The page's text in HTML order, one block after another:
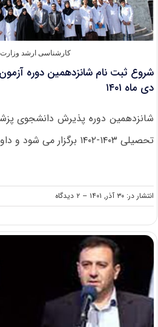
کارشناسی ارشد
شروع ثبت نام شانزدهمین دوره
دی ماه ۱۴۰۱
شانزدهمین دوره پذیرش دانشجوی
تحصیلی ۱۴۰۳-۱۴۰۲ برگزار می شود و داوطلبان می­ توانند از روز [...]
انتشار در: ۳۰ آذر, ۱۴۰۱ -- ۲ دیدگاه
on
شروع
نام
پزشکی